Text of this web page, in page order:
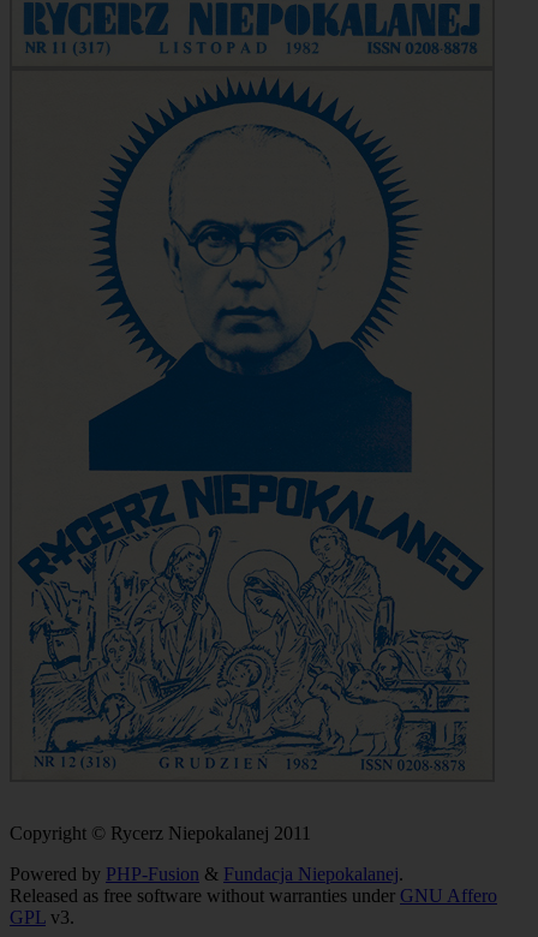
Copyright © Rycerz Niepokalanej 2011
Powered by PHP-Fusion & Fundacja Niepokalanej.
Released as free software without warranties under GNU Affero
GPL v3.